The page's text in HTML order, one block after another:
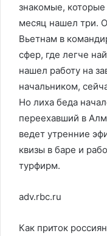
знакомые, которые
месяц нашел три.
Вьетнам в
сфер, где легче
нашел работу на
начальником,
Но лиха беда
переехавший в
ведет утренние
квизы в баре и
турфирм.
adv.rbc.ru
Как приток